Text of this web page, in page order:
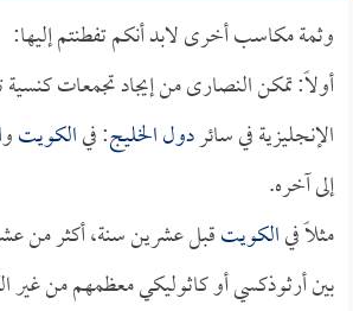
وثمة مكاسب أخرى لابد أنكم تفطنتم إليها:
أولاً: تمكن النصارى من إيجاد تجمعات كنسية
الإنجليزية في سائردول الخليج: فيالكويتو
إلى آخره.
مثلاً فيالكويتقبل عشرين سنة، أكثر من
بين أرثوذكسي أو كاثوليكي معظمهم من غير